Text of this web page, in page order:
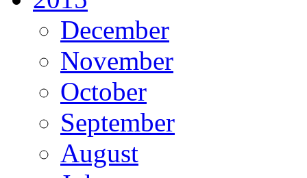
December
November
October
September
August